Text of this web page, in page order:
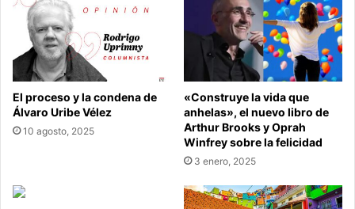
El proceso y la condena de
Álvaro Uribe Vélez
10 agosto, 2025
«Construye la vida que
anhelas», el nuevo libro de
Arthur Brooks y Oprah
Winfrey sobre la felicidad
3 enero, 2025